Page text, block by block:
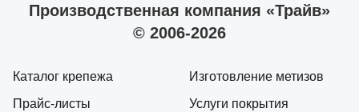
Производственная компания «Трайв»
© 2006-2026
Каталог крепежа
Прайс-листы
Изготовление метизов
Услуги покрытия